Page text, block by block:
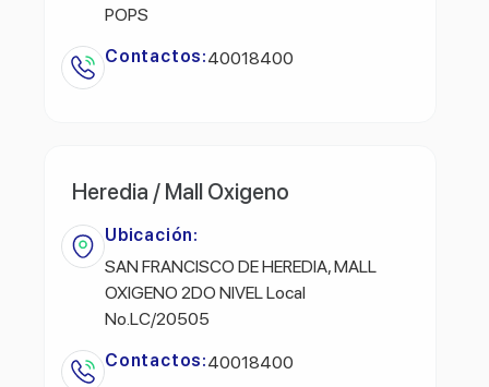
POPS
Contactos:40018400
Heredia / Mall Oxigeno
Ubicación:
SAN FRANCISCO DE HEREDIA, MALL
OXIGENO 2DO NIVEL Local
No.LC/20505
Contactos:40018400